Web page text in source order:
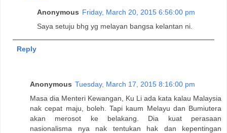
Anonymous Friday, March 20, 2015 6:56:00 pm
Saya setuju bhg yg melayan bangsa kelantan ni.
Reply
Anonymous Tuesday, March 17, 2015 8:16:00 pm
Masa dia Menteri Kewangan, Ku Li ada kata kalau Malaysia
nak cepat maju, boleh. Tapi kaum Melayu dan Bumiutera
akan merosot ke belakang. Dia kuat perasaan
nasionalisma nya nak tentukan hak dan kepentingan